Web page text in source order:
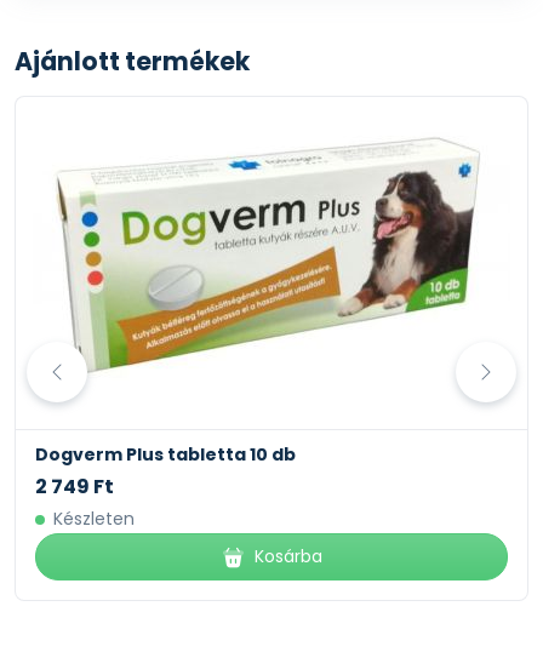
Ajánlott termékek
Dogverm Plus tabletta 10 db
2 749 Ft
Készleten
Kosárba